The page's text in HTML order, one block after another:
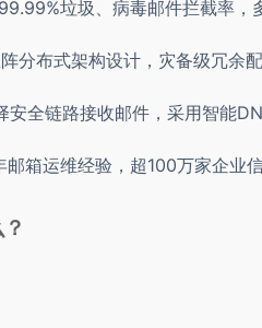
垃圾、病毒邮件拦截率，
布式架构设计，灾备级冗余
全链路接收邮件，采用智能
箱运维经验，超100万家企业信